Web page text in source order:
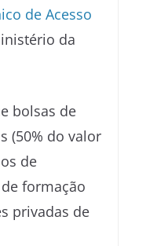
de Acesso
da
bolsas de
(50% do valor
de
formação
privadas de